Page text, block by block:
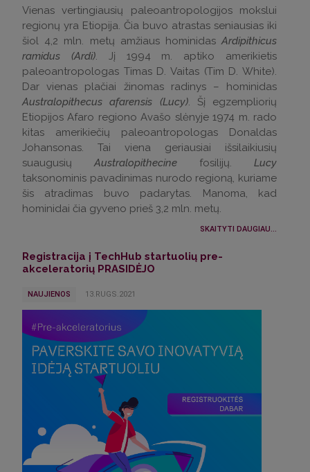
Vienas vertingiausių paleoantropologijos mokslui
regionų yra Etiopija. Čia buvo atrastas seniausias iki
šiol 4,2 mln. metų amžiaus hominidas Ardipithicus
ramidus (Ardi). Jį 1994 m. aptiko amerikietis
paleoantropologas Timas D. Vaitas (Tim D. White).
Dar vienas plačiai žinomas radinys – hominidas
Australopithecus afarensis (Lucy). Šį egzempliorių
Etiopijos Afaro regiono Avašo slėnyje 1974 m. rado
kitas amerikiečių paleoantropologas Donaldas
Johansonas. Tai viena geriausiai išsilaikiusių
suaugusių Australopithecine fosilijų. Lucy
taksonominis pavadinimas nurodo regioną, kuriame
šis atradimas buvo padarytas. Manoma, kad
hominidai čia gyveno prieš 3,2 mln. metų.
SKAITYTI DAUGIAU...
Registracija į TechHub startuolių pre-
akceleratorių PRASIDĖJO
NAUJIENOS 13.RUGS.2021